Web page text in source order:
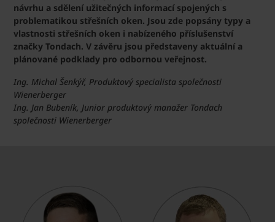
návrhu a sdělení užitečných informací spojených s
problematikou střešních oken. Jsou zde popsány typy a
vlastnosti střešních oken i nabízeného příslušenství
značky Tondach. V závěru jsou představeny aktuální a
plánované podklady pro odbornou veřejnost.
Ing. Michal Šenkýř, Produktový specialista společnosti
Wienerberger
Ing. Jan Bubeník, Junior produktový manažer Tondach
společnosti Wienerberger